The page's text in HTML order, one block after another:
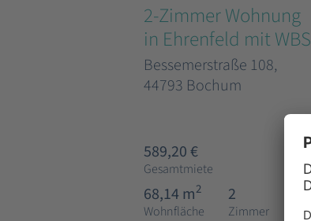
2-Zimmer Wohnung
in Ehrenfeld mit WBS
Bessemerstraße 108,
44793 Bochum
589,20 €
Gesamtmiete
68,14 m2
Wohnfläche
2
Zimmer